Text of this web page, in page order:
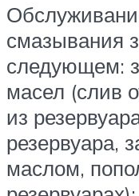
смазывания
следующем:
масел (слив
из
резервуара,
маслом,